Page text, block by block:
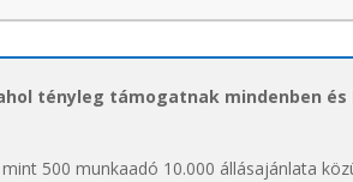
tényleg támogatnak mindenben és
500 munkaadó 10.000 állásajánlata